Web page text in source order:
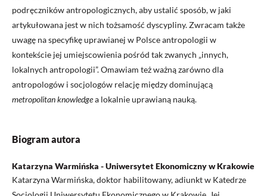
podręczników antropologicznych, aby ustalić sposób, w jaki
artykułowana jest w nich tożsamość dyscypliny. Zwracam także
uwagę na specyfikę uprawianej w Polsce antropologii w
kontekście jej umiejscowienia pośród tak zwanych „innych,
lokalnych antropologii”. Omawiam też ważną zarówno dla
antropologów i socjologów relację między dominującą
metropolitan knowledgea lokalnie uprawianą nauką.
Biogram autora
Katarzyna Warmińska - Uniwersytet Ekonomiczny w Krakowie
Katarzyna Warmińska, doktor habilitowany, adiunkt w Katedrze